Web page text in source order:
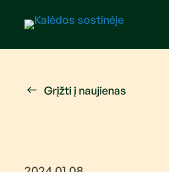
Grįžti į naujienas